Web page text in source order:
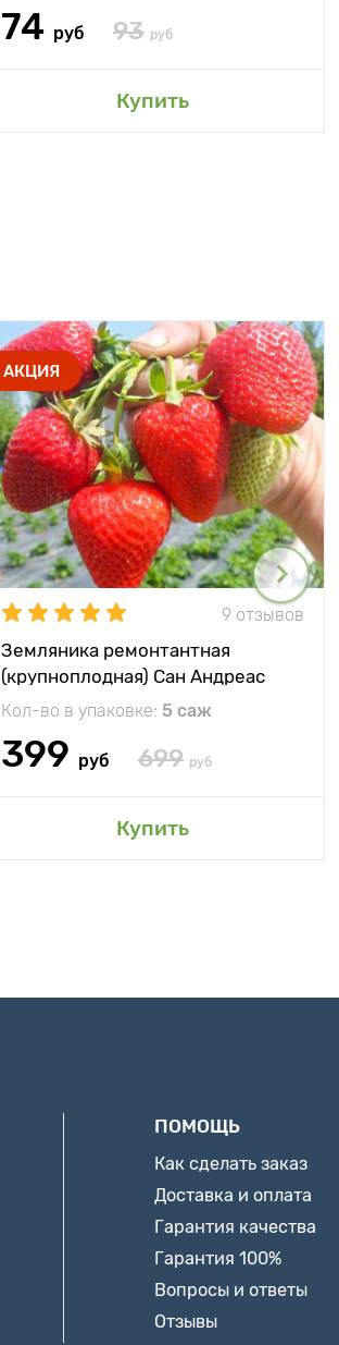
74 руб 93 руб
Купить
АКЦИЯ
9 отзывов
Земляника ремонтантная
(крупноплодная) Сан Андреас
Кол-во в упаковке: 5 саж
399 руб 699 руб
Купить
ПОМОЩЬ
Как сделать заказ
Доставка и оплата
Гарантия качества
Гарантия 100%
Вопросы и ответы
Отзывы